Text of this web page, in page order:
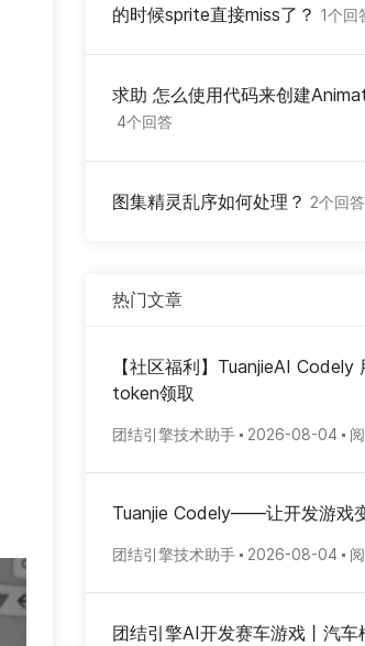
的时候sprite直接miss了？ 1个回
求助 怎么使用代码来创建
4个回答
图集精灵乱序如何处理？ 2个回答
热门文章
【社区福利】TuanjieAI Codely
token领取
团结引擎技术助手 2026-08-04
Tuanjie Codely——让开发游戏
团结引擎技术助手 2026-08-04
团结引擎AI开发赛车游戏丨汽车